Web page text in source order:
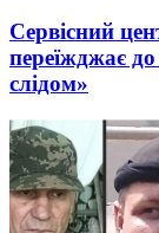
Сервісний
переїжджає
слідом»